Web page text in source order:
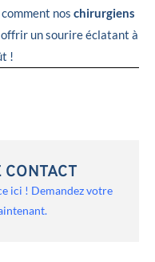
nos chirurgiens
un sourire éclatant à
!
ici ! Demandez votre